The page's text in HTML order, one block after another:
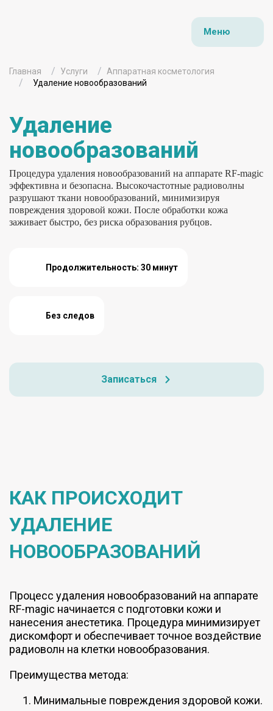
Меню
Главная Услуги
Аппаратная косметология
Удаление новообразований
Удаление
новообразований
Процедура удаления новообразований на аппарате RF-magic
эффективна и безопасна. Высокочастотные радиоволны
разрушают ткани новообразований, минимизируя
повреждения здоровой кожи. После обработки кожа
заживает быстро, без риска образования рубцов.
Продолжительность: 30 минут
Без следов
Записаться
КАК ПРОИСХОДИТ
УДАЛЕНИЕ
НОВООБРАЗОВАНИЙ
Процесс удаления новообразований на аппарате
RF-magic начинается с подготовки кожи и
нанесения анестетика. Процедура минимизирует
дискомфорт и обеспечивает точное воздействие
радиоволн на клетки новообразования.
Преимущества метода:
Минимальные повреждения здоровой кожи.